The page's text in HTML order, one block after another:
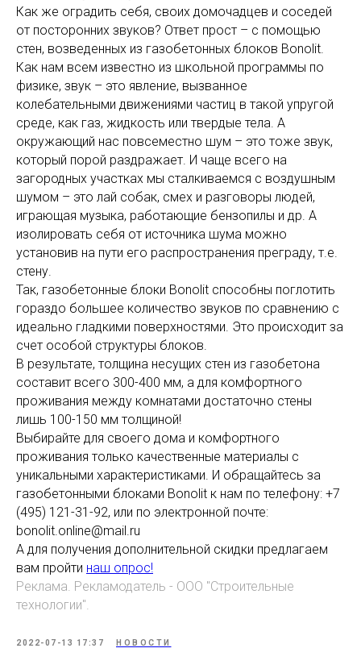
Как же оградить себя, своих домочадцев и соседей
от посторонних звуков? Ответ прост – с помощью
стен, возведенных из газобетонных блоков Bonolit.
Как нам всем известно из школьной программы по
физике, звук – это явление, вызванное
колебательными движениями частиц в такой упругой
среде, как газ, жидкость или твердые тела. А
окружающий нас повсеместно шум – это тоже звук,
который порой раздражает. И чаще всего на
загородных участках мы сталкиваемся с воздушным
шумом – это лай собак, смех и разговоры людей,
играющая музыка, работающие бензопилы и др. А
изолировать себя от источника шума можно
установив на пути его распространения преграду, т.е.
стену.
Так, газобетонные блоки Bonolit способны поглотить
гораздо большее количество звуков по сравнению с
идеально гладкими поверхностями. Это происходит за
счет особой структуры блоков.
В результате, толщина несущих стен из газобетона
составит всего 300-400 мм, а для комфортного
проживания между комнатами достаточно стены
лишь 100-150 мм толщиной!
Выбирайте для своего дома и комфортного
проживания только качественные материалы с
уникальными характеристиками. И обращайтесь за
газобетонными блоками Bonolit к нам по телефону: +7
(495) 121-31-92, или по электронной почте:
bonolit.online@mail.ru
А для получения дополнительной скидки предлагаем
вам пройти наш опрос!
Реклама. Рекламодатель - ООО "Строительные
технологии".
2022-07-13 17:37 НОВОСТИ